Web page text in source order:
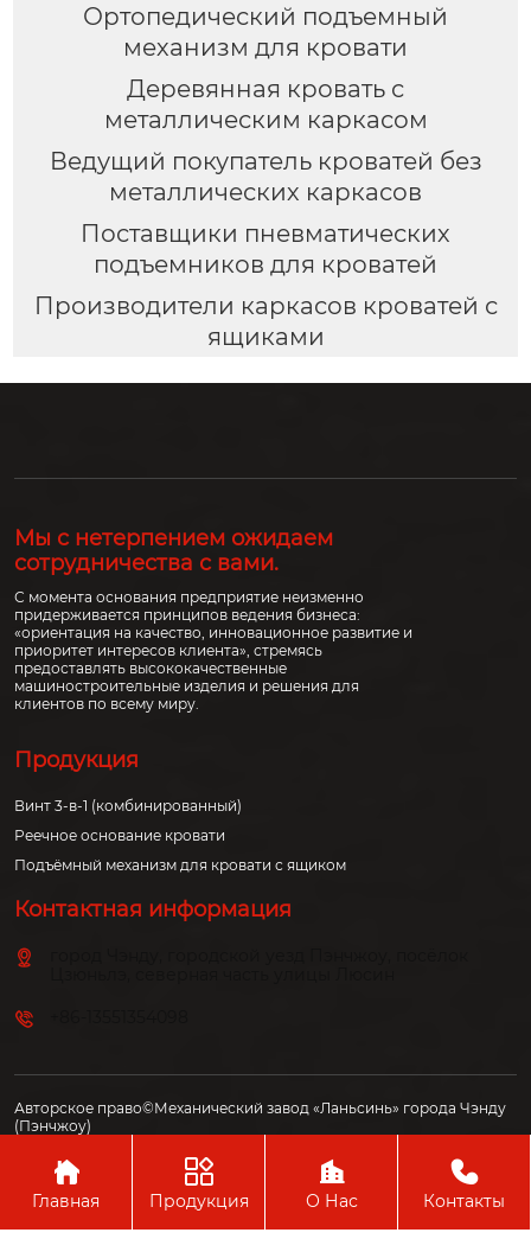
Ортопедический подъемный
механизм для кровати
Деревянная кровать с
металлическим каркасом
Ведущий покупатель кроватей без
металлических каркасов
Поставщики пневматических
подъемников для кроватей
Производители каркасов кроватей с
ящиками
Мы с нетерпением ожидаем
сотрудничества с вами.
С момента основания предприятие неизменно
придерживается принципов ведения бизнеса:
«ориентация на качество, инновационное развитие и
приоритет интересов клиента», стремясь
предоставлять высококачественные
машиностроительные изделия и решения для
клиентов по всему миру.
Продукция
Винт 3-в-1 (комбинированный)
Реечное основание кровати
Подъёмный механизм для кровати с ящиком
Контактная информация
Авторское право©Механический завод «Ланьсинь» города Чэнду
(Пэнчжоу)

Главная

Продукция

О Нас

Контакты